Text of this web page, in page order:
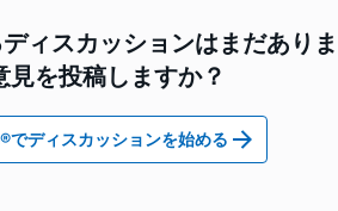
ィスカッションはまだありま
見を投稿しますか？
ディスカッションを始める